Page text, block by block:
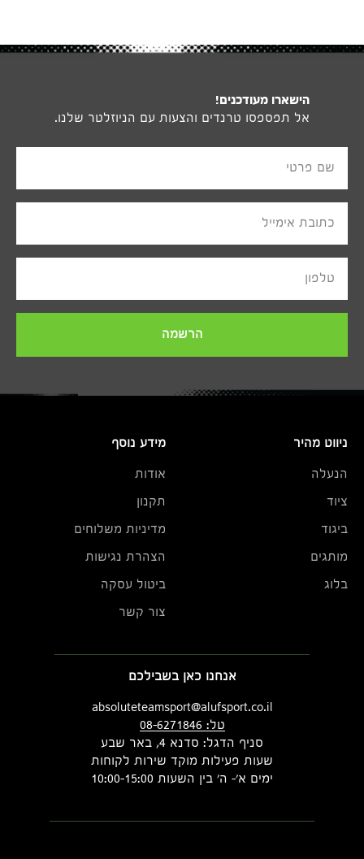
הישארו מעודכנים!
אל תפספסו טרנדים והצעות עם הניוזלטר שלנו.
שם פרטי
כתובת אימייל
טלפון
הרשמה
ניווט מהיר
הנעלה
ציוד
ביגוד
מותגים
בלוג
מידע נוסף
אודות
תקנון
מדיניות משלוחים
הצהרת נגישות
ביטול עסקה
צור קשר
אנחנו כאן בשבילכם
absoluteteamsport@alufsport.co.il
טל: 08-6271846
סניף הדגל: סדנא 4, באר שבע
שעות פעילות מוקד שירות לקוחות
ימים א'- ה' בין השעות 10:00-15:00